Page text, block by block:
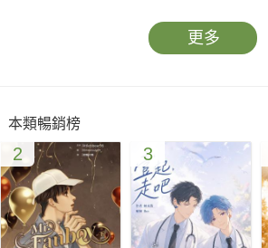
★人氣編劇家林珮瑜主寫；暢銷小說家羽宸
分離，但再次相見時，已是多年後的狹路相
一千多個日子的沉澱，足夠讓兩個男孩成長
方認清年少輕狂的感情，退下浪漫披上現實
周書逸憤恨地瞪著輕鬆自在的高仕德，這些
問已讓周書逸將他打上負心漢的標籤。
更多
本類暢銷榜
2 3